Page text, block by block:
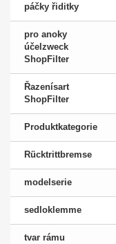
páčky řiditky
pro anoky
účelzweck
ShopFilter
Řazenísart
ShopFilter
Produktkategorie
Rücktrittbremse
modelserie
sedloklemme
tvar rámu